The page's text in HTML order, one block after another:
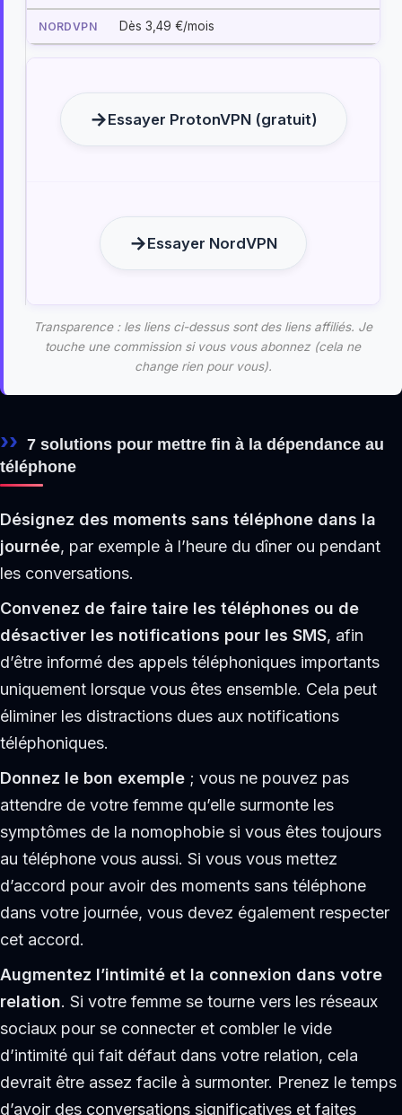
Dès 3,49 €/mois
Essayer ProtonVPN (gratuit)
Essayer NordVPN
Transparence : les liens ci-dessus sont des liens affiliés. Je
touche une commission si vous vous abonnez (cela ne
change rien pour vous).
7 solutions pour mettre fin à la dépendance au
téléphone
Désignez des moments sans téléphone dans la
journée, par exemple à l’heure du dîner ou pendant
les conversations.
Convenez de faire taire les téléphones ou de
désactiver les notifications pour les SMS, afin
d’être informé des appels téléphoniques importants
uniquement lorsque vous êtes ensemble. Cela peut
éliminer les distractions dues aux notifications
téléphoniques.
Donnez le bon exemple ; vous ne pouvez pas
attendre de votre femme qu’elle surmonte les
symptômes de la nomophobie si vous êtes toujours
au téléphone vous aussi. Si vous vous mettez
d’accord pour avoir des moments sans téléphone
dans votre journée, vous devez également respecter
cet accord.
Augmentez l’intimité et la connexion dans votre
relation. Si votre femme se tourne vers les réseaux
sociaux pour se connecter et combler le vide
d’intimité qui fait défaut dans votre relation, cela
devrait être assez facile à surmonter. Prenez le temps
d’avoir des conversations significatives et faites